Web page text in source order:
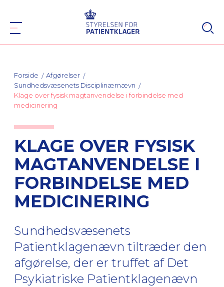
Forside
Afgørelser
Sundhedsvæsenets Disciplinærnævn
Klage over fysisk magtanvendelse i forbindelse med
medicinering
KLAGE OVER FYSISK
MAGTANVENDELSE I
FORBINDELSE MED
MEDICINERING
Sundhedsvæsenets
Patientklagenævn tiltræder den
afgørelse, der er truffet af Det
Psykiatriske Patientklagenævn